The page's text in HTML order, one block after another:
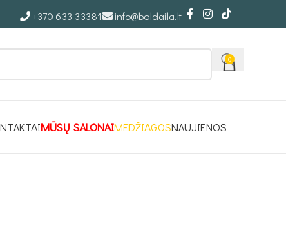
+370 633 33381 info@baldaila.lt
0
MŪSŲ SALONAIMEDŽIAGOSNAUJIENOS